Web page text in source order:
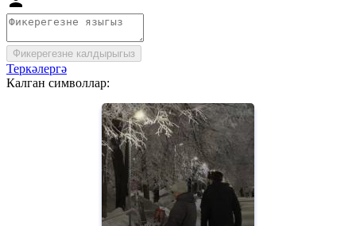
Фикерегезне калдырыгыз
Теркәлергә
Калган символлар: